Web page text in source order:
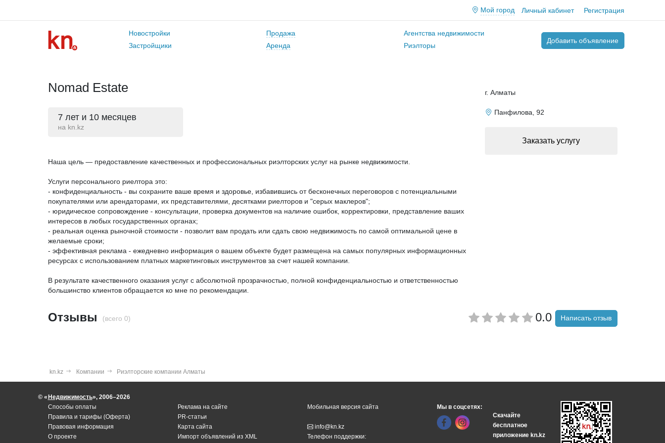
Мой город Личный кабинет Регистрация
Новостройки
Застройщики
Продажа
Аренда
Агентства недвижимости
Риэлторы
Добавить объявление
Nomad Estate
7 лет и 10 месяцев
на kn.kz
Наша цель — предоставление качественных и профессиональных риэлторских услуг на рынке недвижимости.
Услуги персонального риелтора это:
- конфиденциальность - вы сохраните ваше время и здоровье, избавившись от бесконечных переговоров с потенциальными
покупателями или арендаторами, их представителями, десятками риелторов и "серых маклеров";
- юридическое сопровождение - консультации, проверка документов на наличие ошибок, корректировки, представление ваших
интересов в любых государственных органах;
- реальная оценка рыночной стоимости - позволит вам продать или сдать свою недвижимость по самой оптимальной цене в
желаемые сроки;
- эффективная реклама - ежедневно информация о вашем объекте будет размещена на самых популярных информационных
ресурсах с использованием платных маркетинговых инструментов за счет нашей компании.
В результате качественного оказания услуг с абсолютной прозрачностью, полной конфиденциальностью и ответственностью
большинство клиентов обращается ко мне по рекомендации.
г. Алматы
Панфилова, 92
Заказать услугу
Отзывы (всего 0) 0.0 Написать отзыв
kn.kz Компании Риэлторские компании Алматы
© « Недвижимость», 2006–2026
Способы оплаты
Правила и тарифы (Оферта)
Правовая информация
О проекте
Реклама на сайте
PR-статьи
Карта сайта
Импорт объявлений из XML
Мобильная версия сайта
info@kn.kz
Телефон поддержки:
Мы в соцсетях:
Скачайте
бесплатное
приложение kn.kz